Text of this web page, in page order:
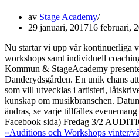
av Stage Academy
29 januari, 201716 februari,
Nu startar vi upp vår kontinuerliga
workshops samt individuell
Kommun & StageAcademy
Danderydsgården. En unik chans
som vill utvecklas i artisteri,
kunskap om musikbranschen.
ändras, se varje tillfälles
Facebook sida) Fredag 3/2
»Auditions och Workshops vinter/